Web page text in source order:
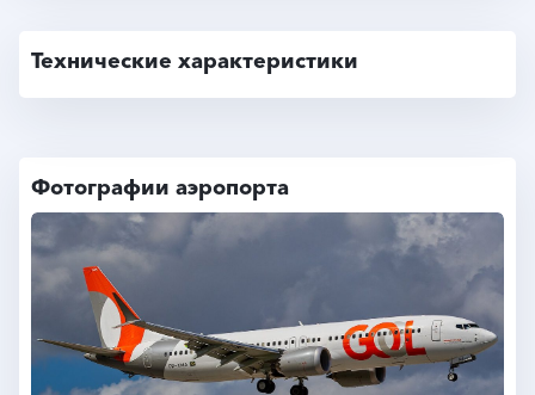
Технические характеристики
Фотографии аэропорта